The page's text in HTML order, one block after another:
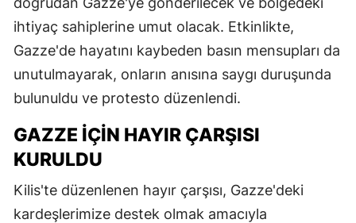
ihtiyaç sahiplerine umut olacak. Etkinlikte,
Gazze'de hayatını kaybeden basın mensupları da
unutulmayarak, onların anısına saygı duruşunda
bulunuldu ve protesto düzenlendi.
GAZZE İÇIN HAYIR ÇARŞISI
KURULDU
Kilis'te düzenlenen hayır çarşısı, Gazze'deki
kardeşlerimize destek olmak amacıyla